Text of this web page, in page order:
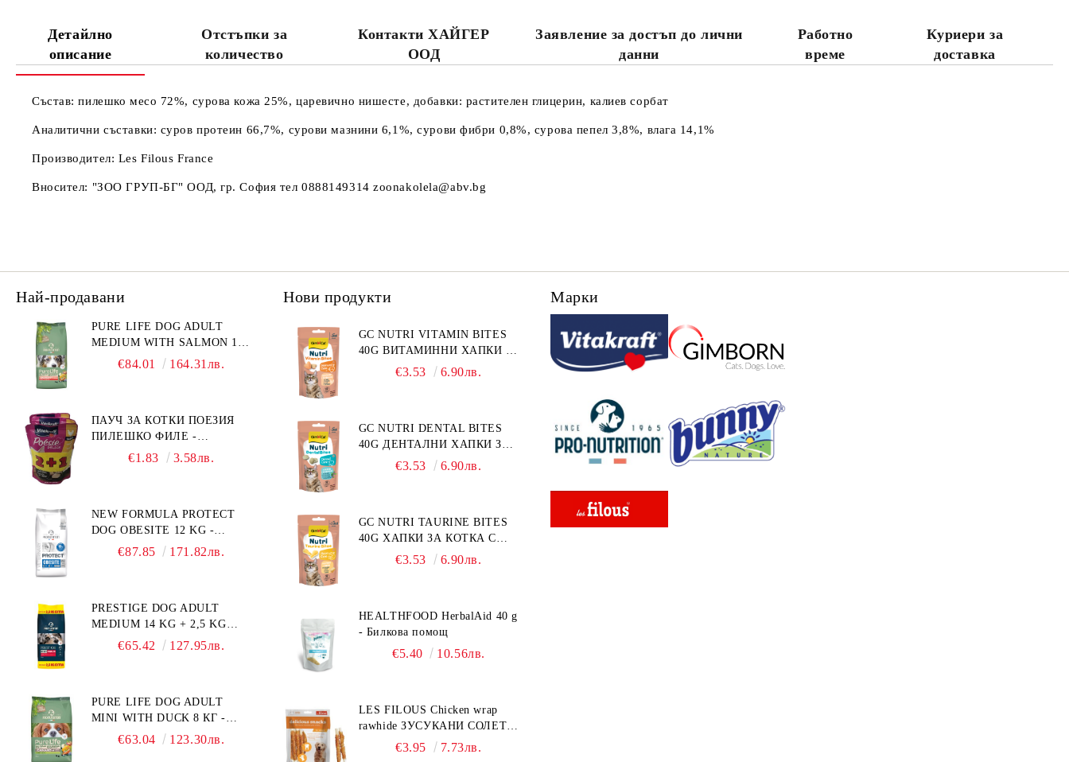
Детайлно
описание
Отстъпки за
количество
Контакти ХАЙГЕР
ООД
Заявление за достъп до лични
данни
Работно
време
Куриери за
доставка
Състав: пилешко месо 72%, сурова кожа 25%, царевично нишесте, добавки: растителен глицерин, калиев сорбат
Аналитични съставки: суров протеин 66,7%, сурови мазнини 6,1%, сурови фибри 0,8%, сурова пепел 3,8%, влага 14,1%
Производител: Les Filous France
Вносител: "ЗОО ГРУП-БГ" ООД, гр. София тел 0888149314 zoonakolela@abv.bg
Най-продавани
PURE LIFE DOG ADULT
MEDIUM WITH SALMON 12
КГ - ПЪЛНОЦЕННА ХРАНА
ОТ 10 – 25 КГ, СЪС СЬОМГА.
БЕЗ ЗЪРНО, БЕЗ ГЛУТЕН.
ПРОИЗВЕДЕНА ВЪВ
€84.01 164.31лв.
ПАУЧ ЗА КОТКИ ПОЕЗИЯ
ПИЛЕШКО ФИЛЕ -
ПРОМОКОМПЛЕКТ 3 БР.
€1.83 3.58лв.
NEW FORMULA PROTECT
DOG OBESITE 12 KG -
ПЪЛНОЦЕННА ДИЕТИЧНА
ПОТРЕБНОСТИ:
"НАМАЛЯВАНЕ НА
НАДНОРМЕНО ТЕГЛО".
€87.85 171.82лв.
PRESTIGE DOG ADULT
MEDIUM 14 KG + 2,5 KG
ГРАТИС - ПЪЛНОЦЕННА
ВЪВ ФРАНЦИЯ.
€65.42 127.95лв.
PURE LIFE DOG ADULT
MINI WITH DUCK 8 КГ -
ПЪЛНОЦЕННА ХРАНА ЗА
€63.04 123.30лв.
Нови продукти
GC NUTRI VITAMIN BITES
40G ВИТАМИННИ ХАПКИ 40
€3.53 6.90лв.
GC NUTRI DENTAL BITES
40G ДЕНТАЛНИ ХАПКИ ЗА
КОТКА 40 г
€3.53 6.90лв.
GC NUTRI TAURINE BITES
40G ХАПКИ ЗА КОТКА С
ТАУРИН 40 г
€3.53 6.90лв.
HEALTHFOOD HerbalAid 40 g
- Билкова помощ
€5.40 10.56лв.
LES FILOUS Chicken wrap
rawhide ЗУСУКАНИ СОЛЕТИ
С ПИЛЕШКО, лакомство за
€3.95 7.73лв.
Марки